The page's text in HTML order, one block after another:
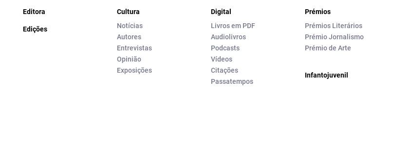
Editora
Edições
Cultura
Notícias
Autores
Entrevistas
Opinião
Exposições
Digital
Livros em PDF
Audiolivros
Podcasts
Vídeos
Citações
Passatempos
Prémios
Prémios Literários
Prémio Jornalismo
Prémio de Arte
Infantojuvenil